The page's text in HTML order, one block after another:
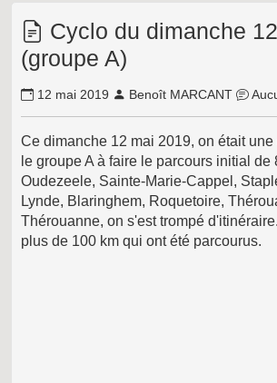
Cyclo du dimanche
(groupe A)
12 mai 2019 Benoît MARCANT
Ce dimanche 12 mai 2019, on était
le groupe A à faire le parcours initial de
Oudezeele, Sainte-Marie-Cappel,
Lynde, Blaringhem, Roquetoire,
Thérouanne, on s'est trompé
plus de 100 km qui ont été parcourus.